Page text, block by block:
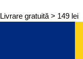
Livrare gratuită > 149 lei